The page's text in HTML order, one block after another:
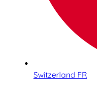
Switzerland FR